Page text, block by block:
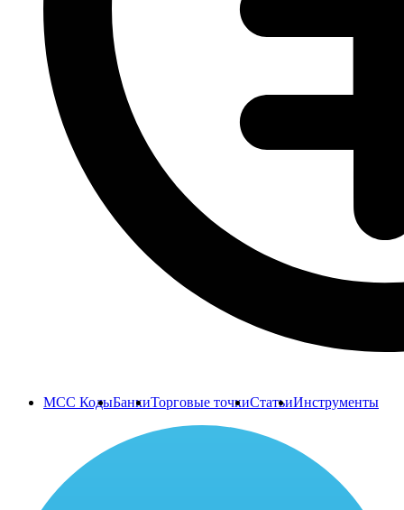
MCC КодыБанкиТорговые точкиСтатьиИнструменты